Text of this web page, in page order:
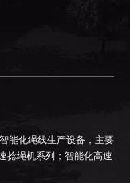
能化绳线生产设备，主要
捻绳机系列；智能化高速